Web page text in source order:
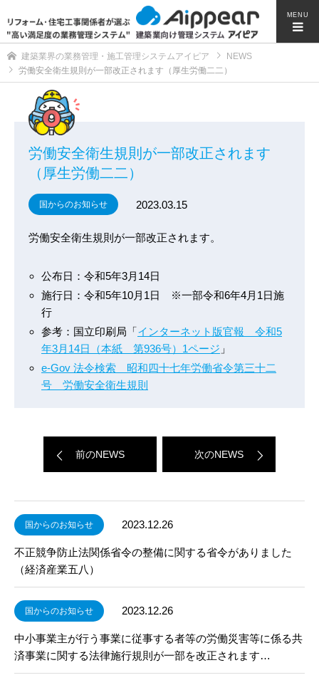
MENU
建築業界の業務管理・施工管理システムアイピア
NEWS
労働安全衛生規則が一部改正されます（厚生労働二二）
労働安全衛生規則が一部改正されます
（厚生労働二二）
国からのお知らせ 2023.03.15
労働安全衛生規則が一部改正されます。
公布日：令和5年3月14日
施行日：令和5年10月1日 ※一部令和6年4月1日施
行
参考：国立印刷局「インターネット版官報 令和5
年3月14日（本紙 第936号）1ページ 」
e-Gov 法令検索 昭和四十七年労働省令第三十二
号 労働安全衛生規則
前のNEWS 次のNEWS
国からのお知らせ 2023.12.26
不正競争防止法関係省令の整備に関する省令がありました
（経済産業五八）
国からのお知らせ 2023.12.26
中小事業主が行う事業に従事する者等の労働災害等に係る共
済事業に関する法律施行規則が一部を改正されます…